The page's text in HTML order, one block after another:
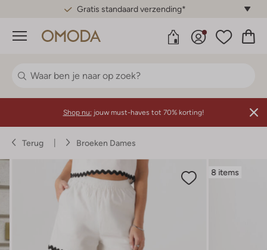
Gratis standaard verzending*
Menu
Shop nu: jouw must-haves tot 70% korting!
Terug Broeken Dames
8 items